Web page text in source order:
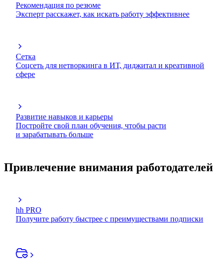
Рекомендация по резюме
Эксперт расскажет, как искать работу эффективнее
Сетка
Соцсеть для нетворкинга в ИТ, диджитал и креативной
сфере
Развитие навыков и карьеры
Постройте свой план обучения, чтобы расти
и зарабатывать больше
Привлечение внимания работодателей
hh PRO
Получите работу быстрее с преимуществами подписки